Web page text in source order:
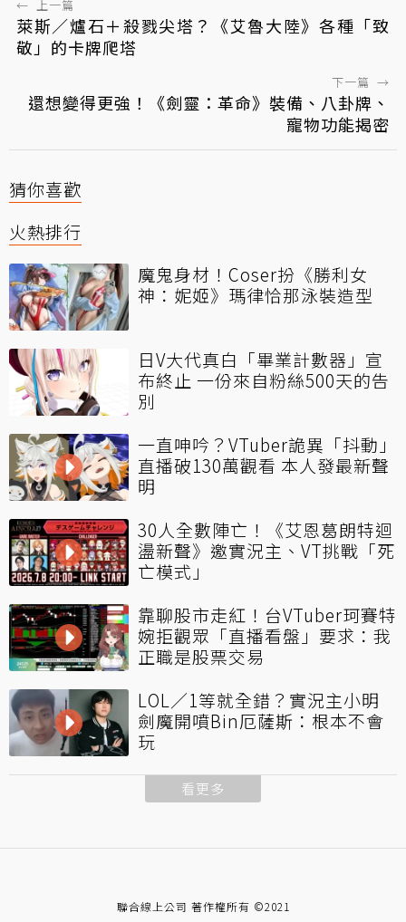
← 上一篇
萊斯／爐石＋殺戮尖塔？《艾魯大陸》各種「致
敬」的卡牌爬塔
下一篇 →
還想變得更強！《劍靈：革命》裝備、八卦牌、
寵物功能揭密
猜你喜歡
火熱排行
魔鬼身材！Coser扮《勝利女
神：妮姬》瑪律恰那泳裝造型
日V大代真白「畢業計數器」宣
布終止 一份來自粉絲500天的告
別
一直呻吟？VTuber詭異「抖動」
直播破130萬觀看 本人發最新聲
明
30人全數陣亡！《艾恩葛朗特迴
盪新聲》邀實況主、VT挑戰「死
亡模式」
靠聊股市走紅！台VTuber珂賽特
婉拒觀眾「直播看盤」要求：我
正職是股票交易
LOL／1等就全錯？實況主小明
劍魔開噴Bin厄薩斯：根本不會
玩
看更多
聯合線上公司 著作權所有 ©2021